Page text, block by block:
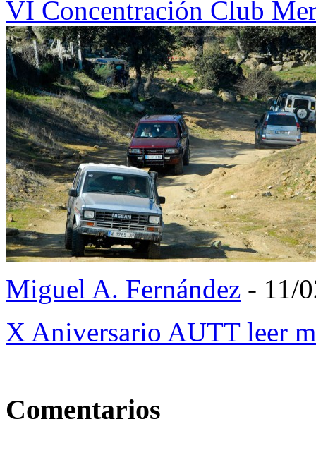
VI Concentración Club
Miguel A. Fernández - 11/
X Aniversario AUTT leer
Comentarios